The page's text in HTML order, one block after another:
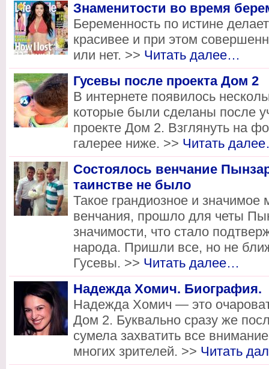
Знаменитости во время
Беременность по истине
красивее и при этом
или нет. >> Читать далее…
Гусевы после проекта Дом 2
В интернете появилось
которые были сделаны после
проекте Дом 2. Взглянуть на
галерее ниже. >> Читать
Состоялось венчание
таинстве не было
Такое грандиозное и значимое
венчания, прошло для четы
значимости, что стало
народа. Пришли все, но не
Гусевы. >> Читать далее…
Надежда Хомич. Биография.
Надежда Хомич — это
Дом 2. Буквально сразу же
сумела захватить все
многих зрителей. >> Читать